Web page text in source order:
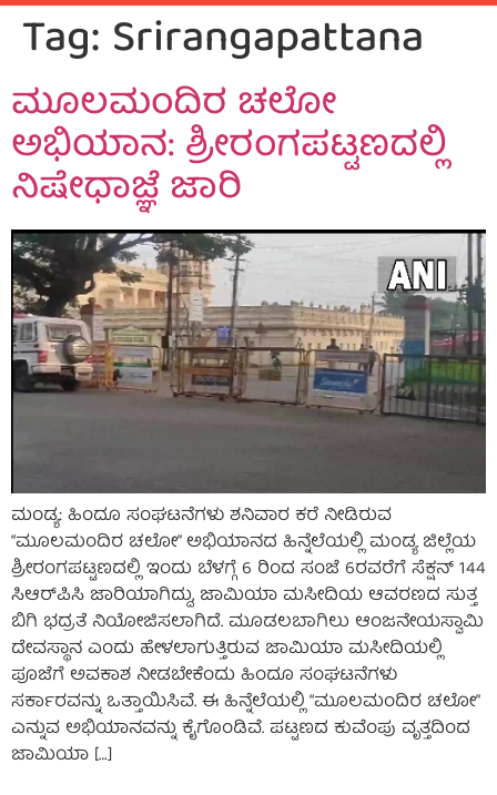
Tag: Srirangapattana
ಮೂಲಮಂದಿರ ಚಲೋ
ಅಭಿಯಾನ: ಶ್ರೀರಂಗಪಟ್ಟಣದಲ್ಲಿ
ನಿಷೇಧಾಜ್ಞೆ ಜಾರಿ
ಮಂಡ್ಯ: ಹಿಂದೂ ಸಂಘಟನೆಗಳು ಶನಿವಾರ ಕರೆ ನೀಡಿರುವ
“ಮೂಲಮಂದಿರ ಚಲೋ” ಅಭಿಯಾನದ ಹಿನ್ನೆಲೆಯಲ್ಲಿ ಮಂಡ್ಯ ಜಿಲ್ಲೆಯ
ಶ್ರೀರಂಗಪಟ್ಟಣದಲ್ಲಿ ಇಂದು ಬೆಳಗ್ಗೆ 6 ರಿಂದ ಸಂಜೆ 6ರವರೆಗೆ ಸೆಕ್ಷನ್ 144
ಸಿಆರ್‌ಪಿಸಿ ಜಾರಿಯಾಗಿದ್ದು, ಜಾಮಿಯಾ ಮಸೀದಿಯ ಆವರಣದ ಸುತ್ತ
ಬಿಗಿ ಭದ್ರತೆ ನಿಯೋಜಿಸಲಾಗಿದೆ. ಮೂಡಲಬಾಗಿಲು ಆಂಜನೇಯಸ್ವಾಮಿ
ದೇವಸ್ಥಾನ ಎಂದು ಹೇಳಲಾಗುತ್ತಿರುವ ಜಾಮಿಯಾ ಮಸೀದಿಯಲ್ಲಿ
ಪೂಜೆಗೆ ಅವಕಾಶ ನೀಡಬೇಕೆಂದು ಹಿಂದೂ ಸಂಘಟನೆಗಳು
ಸರ್ಕಾರವನ್ನು ಒತ್ತಾಯಿಸಿವೆ. ಈ ಹಿನ್ನೆಲೆಯಲ್ಲಿ “ಮೂಲಮಂದಿರ ಚಲೋ”
ಎನ್ನುವ ಅಭಿಯಾನವನ್ನು ಕೈಗೊಂಡಿವೆ. ಪಟ್ಟಣದ ಕುವೆಂಪು ವೃತ್ತದಿಂದ
ಜಾಮಿಯಾ […]